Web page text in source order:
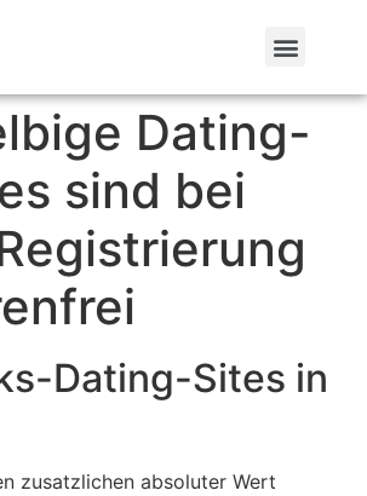
Dating-
sind bei
Dating-Sites in
zusatzlichen absoluter Wert